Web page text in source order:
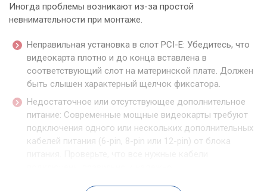
Иногда проблемы возникают из-за простой
невнимательности при монтаже.
Неправильная установка в слот PCI-E: Убедитесь, что
видеокарта плотно и до конца вставлена в
соответствующий слот на материнской плате. Должен
быть слышен характерный щелчок фиксатора.
Недостаточное или отсутствующее дополнительное
питание: Современные мощные видеокарты требуют
подключения одного или нескольких дополнительных
кабелей питания (6-pin, 8-pin или 12-pin) от блока
Проблемы с монитором и кабелем: Убедитесь, что